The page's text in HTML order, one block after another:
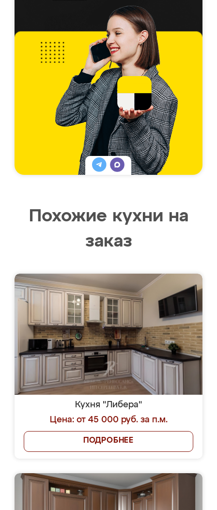
Похожие кухни на
заказ
Кухня "Либера"
Цена: от 45 000 руб. за п.м.
ПОДРОБНЕЕ